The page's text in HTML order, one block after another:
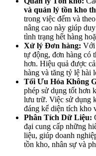
và quản lý tồn kho
trong việc đếm và
nâng cao này giúp
tình trạng hết hàng
Xử lý Đơn hàng: Với
tự động, đơn hàng có
hơn. Hiệu quả được
hàng và tăng tỷ lệ hài
Tối Ưu Hóa Không
phép sử dụng tốt hơn
lưu trữ. Việc sử dụng
đáng kể diện tích kho
Phân Tích Dữ Liệu:
đại cung cấp những
liệu, giúp doanh
tồn kho, nhân sự và